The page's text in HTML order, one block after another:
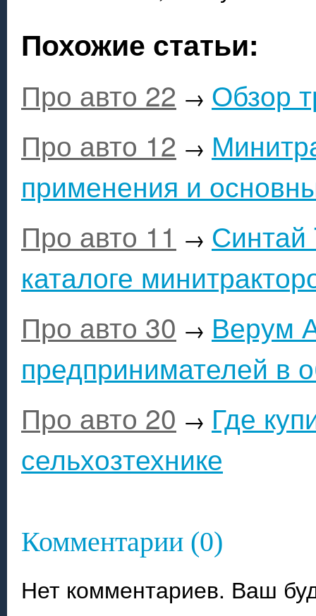
Похожие статьи:
Про авто 22 → Обзор
Про авто 12 →
применения и
Про авто 11 → Синтай
каталоге
Про авто 30 → Верум
предпринимателей в
Про авто 20 → Где
сельхозтехнике
Комментарии (0)
Нет комментариев. Ваш